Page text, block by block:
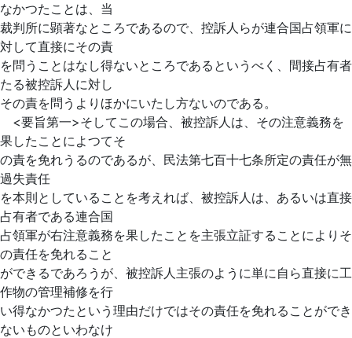
なかつたことは、当
裁判所に顕著なところであるので、控訴人らが連合国占領軍に
対して直接にその責
を問うことはなし得ないところであるというべく、間接占有者
たる被控訴人に対し
その責を問うよりほかにいたし方ないのである。
<要旨第一>そしてこの場合、被控訴人は、その注意義務を
果したことによつてそ
の責を免れうるのであるが、民法第七百十七条所定の責任が無
過失責任
を本則としていることを考えれば、被控訴人は、あるいは直接
占有者である連合国
占領軍が右注意義務を果したことを主張立証することによりそ
の責任を免れること
ができるであろうが、被控訴人主張のように単に自ら直接に工
作物の管理補修を行
い得なかつたという理由だけではその責任を免れることができ
ないものといわなけ